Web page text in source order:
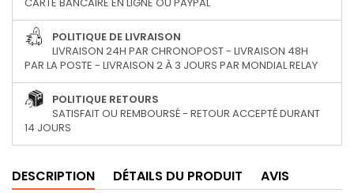
POLITIQUE DE LIVRAISON
LIVRAISON 24H PAR CHRONOPOST - LIVRAISON 48H
PAR LA POSTE - LIVRAISON 2 À 3 JOURS PAR MONDIAL RELAY
POLITIQUE RETOURS
SATISFAIT OU REMBOURSÉ - RETOUR ACCEPTÉ DURANT
14 JOURS
DESCRIPTION DÉTAILS DU PRODUIT AVIS